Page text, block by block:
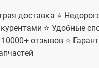
доставка ⭐
⭐ Удобные
отзывов ⭐